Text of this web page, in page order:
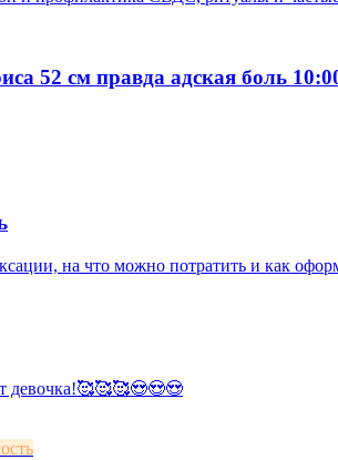
52 см правда адская боль
на что можно потратить и как
девочка!🥰🥰🥰😍😍😍